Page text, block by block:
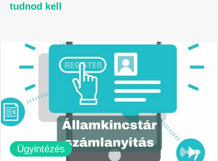
tudnod kell
Ügyintézés